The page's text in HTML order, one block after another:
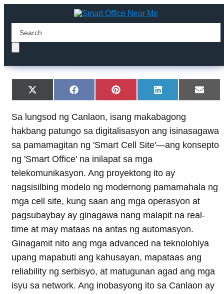
Smart Cell Site
Share
on
X
(
w
t
t
e
r
Share
on
F
a
e
o
o
k
Share
on
P
i
t
e
r
e
s
t
Share
on
L
i
k
d
n
Share
on
E
m
Sa lungsod ng Canlaon, isang makabagong
hakbang patungo sa digitalisasyon ang isinasagawa
sa pamamagitan ng 'Smart Cell Site'—ang konsepto
ng 'Smart Office' na inilapat sa mga
telekomunikasyon. Ang proyektong ito ay
nagsisilbing modelo ng modernong pamamahala ng
mga cell site, kung saan ang mga operasyon at
pagsubaybay ay ginagawa nang malapit na real-
time at may mataas na antas ng automasyon.
Ginagamit nito ang mga advanced na teknolohiya
upang mapabuti ang kahusayan, mapataas ang
reliability ng serbisyo, at matugunan agad ang mga
isyu sa network. Ang inobasyong ito sa Canlaon ay